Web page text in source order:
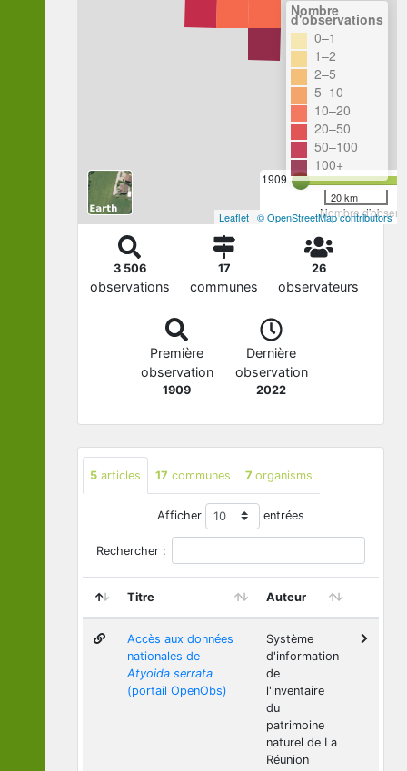
1909
Nombre
Nombre
d'observations
0–1
1–2
2–5
5–10
10–20
20–50
50–100
100+
20 km
Leaflet | © OpenStreetMap contributors
3 506
observations
17
communes
26
observateurs
Première
observation
1909
Dernière
observation
2022
5 articles 17 communes 7 organisms
Afficher entrées
Rechercher :
Titre Auteur
Accès aux données
nationales de
Atyoida serrata
(portail OpenObs)
Système
d'information
de
l'inventaire
du
patrimoine
naturel de La
Réunion